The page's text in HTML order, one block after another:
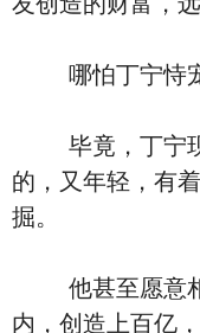
哪怕丁宁恃宠
毕竟，丁宁现
的，又年轻，有
掘。
他甚至愿意相
内，创造上百亿